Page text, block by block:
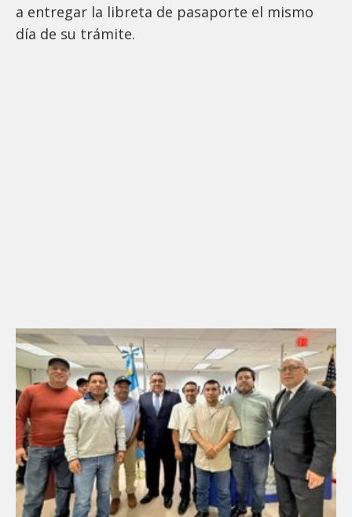
a entregar la libreta de pasaporte el mismo
día de su trámite.